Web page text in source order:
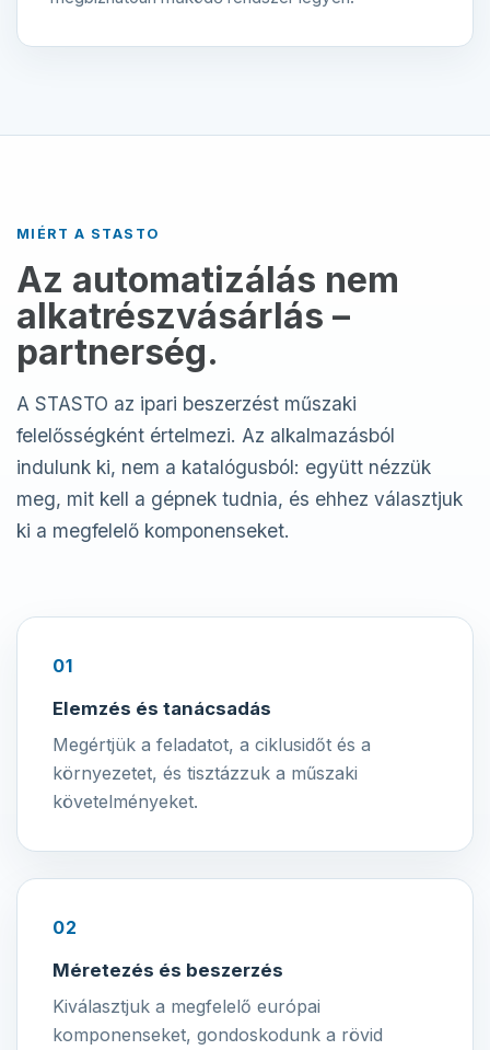
MIÉRT A STASTO
Az automatizálás nem
alkatrészvásárlás –
partnerség.
A STASTO az ipari beszerzést műszaki
felelősségként értelmezi. Az alkalmazásból
indulunk ki, nem a katalógusból: együtt nézzük
meg, mit kell a gépnek tudnia, és ehhez választjuk
ki a megfelelő komponenseket.
01
Elemzés és tanácsadás
Megértjük a feladatot, a ciklusidőt és a
környezetet, és tisztázzuk a műszaki
követelményeket.
02
Méretezés és beszerzés
Kiválasztjuk a megfelelő európai
komponenseket, gondoskodunk a rövid